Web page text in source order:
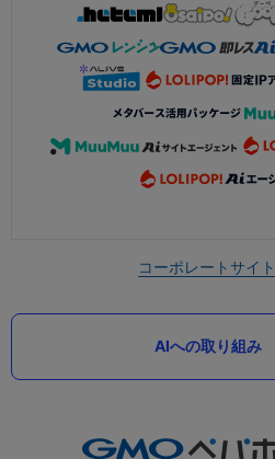
コーポレートサイト
AIへの取り組み